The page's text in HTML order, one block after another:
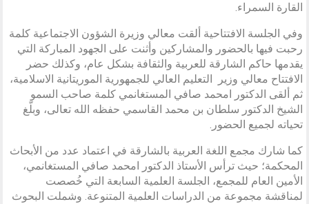
القارة السمراء.
وفي الجلسة الافتتاحية ألقت معالي وزيرة الشؤون الاجتماعية كلمة
رحبت فيها بالحضور والمشاركين وأثنت على الجهود المباركة التي
يقدمها حاكم الشارقة للعربية والثقافة بشكل عام، وكذلك حضر
الافتتاح معالي وزير التعليم العالي للجمهورية الموريتانية الاسلامية،
ثم ألقى الدكتور امحمد صافي المستغانمي كلمة صاحب السمو
الشيخ الدكتور سلطان بن محمد القاسمي حفظه الله تعالى، وبلّغ
تحياته لجميع الحضور.
كما شارك مجمع اللغة العربية بالشارقة في اعتماد عدد من الأبحاث
المحكمة؛ حيث ترأس الأستاذ الدكتور امحمد صافي المستغانمي،
الأمين العام للمجمع، الجلسة العلمية السابعة التي خُصصت
لمناقشة مجموعة من الدراسات العلمية المتنوعة. وشملت البحوث